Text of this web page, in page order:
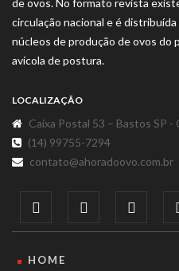
de ovos. No formato revista
circulação nacional e é
núcleos de produção de ovos do
avícola de postura.
LOCALIZAÇÃO
Caixa Postal 53 – Bastos SP -
(14) 99755-7294
contato@ahoradoovo.com.br
HOME